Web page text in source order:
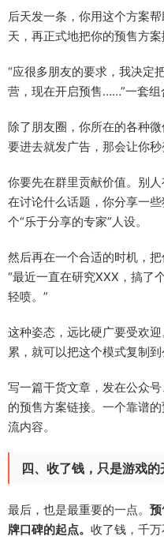
后天发一条，你用这个方案
天，再正式地把你的预售方案
“应很多朋友的要求，我决定
营，现在开启预售……”一套组
除了朋友圈，你所在的各种
要进去就发广告，那会让你秒
你要先在群里贡献价值。别
在讨论什么话题，你分享一
个“乐于分享的专家”人设。
然后再在一个合适的时机，把
“最近一直在研究XXX，搞了
轻喷。”
这种姿态，远比硬广要受欢
累，就可以把这个模式复制到
写一篇干货文章，发在公众
的预售方案链接。一个靠谱
流内容。
四、收了钱，只是游戏的
最后，也是最重要的一点。
牌口碑的起点。 收了钱，千